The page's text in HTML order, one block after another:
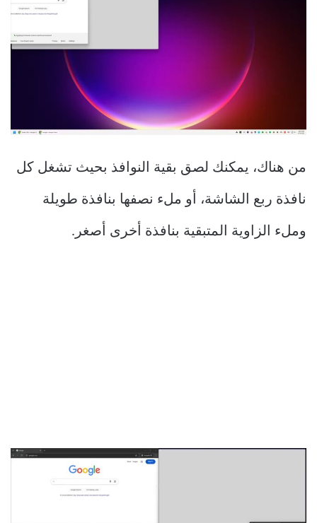
من هناك، يمكنك لصق بقية النوافذ بحيث تشغل كل
نافذة ربع الشاشة، أو ملء نصفها بنافذة طويلة
وملء الزاوية المتبقية بنافذة أخرى أصغر.